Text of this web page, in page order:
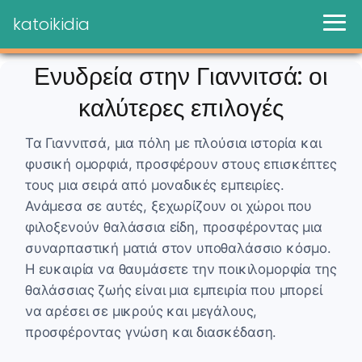
katoikidia
Ενυδρεία στην Γιαννιτσά: οι
καλύτερες επιλογές
Τα Γιαννιτσά, μια πόλη με πλούσια ιστορία και
φυσική ομορφιά, προσφέρουν στους επισκέπτες
τους μια σειρά από μοναδικές εμπειρίες.
Ανάμεσα σε αυτές, ξεχωρίζουν οι χώροι που
φιλοξενούν θαλάσσια είδη, προσφέροντας μια
συναρπαστική ματιά στον υποθαλάσσιο κόσμο.
Η ευκαιρία να θαυμάσετε την ποικιλομορφία της
θαλάσσιας ζωής είναι μια εμπειρία που μπορεί
να αρέσει σε μικρούς και μεγάλους,
προσφέροντας γνώση και διασκέδαση.